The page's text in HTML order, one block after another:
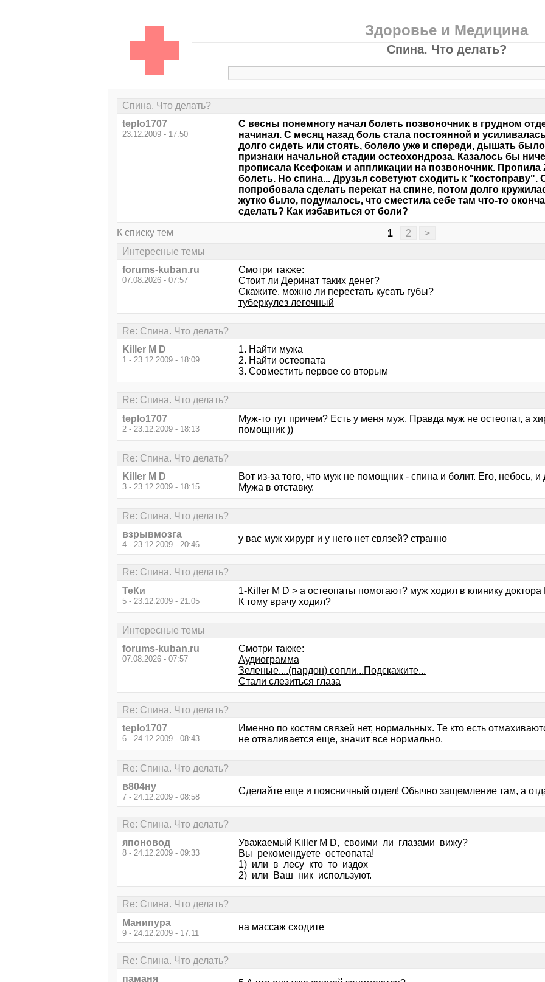
Здоровье и Медицина
Спина. Что делать?
Спина. Что делать?
teplo1707
23.12.2009 - 17:50
С весны понемногу начал болеть позвоночник в грудном
начинал. С месяц назад боль стала постоянной и
долго сидеть или стоять, болело уже и спереди, дышать
признаки начальной стадии остеохондроза. Казалось бы
прописала Ксефокам и аппликации на позвоночник. Пропила
болеть. Но спина... Друзья советуют сходить к
попробовала сделать перекат на спине, потом долго
жутко было, подумалось, что сместила себе там что-то
сделать? Как избавиться от боли?
К списку тем 1 2
>
Интересные темы
forums-kuban.ru
07.08.2026 - 07:57
Смотри также:
Стоит ли Деринат таких денег?
Скажите, можно ли перестать кусать губы?
туберкулез легочный
Re: Спина. Что делать?
Killer M D
1 - 23.12.2009 - 18:09
1. Найти мужа
2. Найти остеопата
3. Совместить первое со вторым
Re: Спина. Что делать?
teplo1707
2 - 23.12.2009 - 18:13
Муж-то тут причем? Есть у меня муж. Правда муж не остеопат, а
помощник ))
Re: Спина. Что делать?
Killer M D
3 - 23.12.2009 - 18:15
Вот из-за того, что муж не помощник - спина и болит. Его, небось,
Мужа в отставку.
Re: Спина. Что делать?
взрывмозга
4 - 23.12.2009 - 20:46
у вас муж хирург и у него нет связей? странно
Re: Спина. Что делать?
ТеКи
5 - 23.12.2009 - 21:05
1-Killer M D > а остеопаты помогают? муж ходил в клинику
К тому врачу ходил?
Интересные темы
forums-kuban.ru
07.08.2026 - 07:57
Смотри также:
Аудиограмма
Зеленые....(пардон) сопли...Подскажите...
Стали слезиться глаза
Re: Спина. Что делать?
teplo1707
6 - 24.12.2009 - 08:43
Именно по костям связей нет, нормальных. Те кто есть
не отваливается еще, значит все нормально.
Re: Спина. Что делать?
в804ну
7 - 24.12.2009 - 08:58
Сделайте еще и поясничный отдел! Обычно защемление там, а
Re: Спина. Что делать?
японовод
8 - 24.12.2009 - 09:33
Уважаемый Killer M D, своими ли глазами вижу?
Вы рекомендуете остеопата!
1) или в лесу кто то издох
2) или Ваш ник используют.
Re: Спина. Что делать?
Манипура
9 - 24.12.2009 - 17:11
на массаж сходите
Re: Спина. Что делать?
паманя